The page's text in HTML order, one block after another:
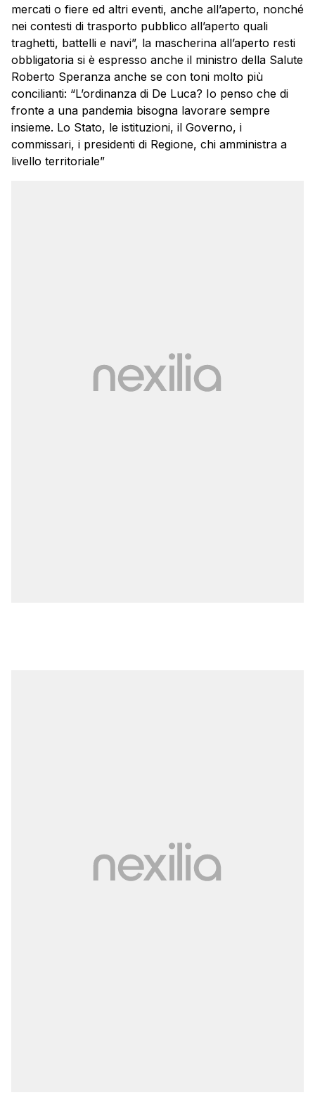
mercati o fiere ed altri eventi, anche all’aperto, nonché
nei contesti di trasporto pubblico all’aperto quali
traghetti, battelli e navi”, la mascherina all’aperto resti
obbligatoria si è espresso anche il ministro della Salute
Roberto Speranza anche se con toni molto più
concilianti: “L’ordinanza di De Luca? Io penso che di
fronte a una pandemia bisogna lavorare sempre
insieme. Lo Stato, le istituzioni, il Governo, i
commissari, i presidenti di Regione, chi amministra a
livello territoriale”